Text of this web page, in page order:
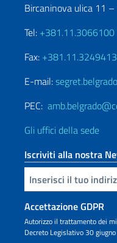
Bircaninova ulica 11
Tel: +381.11.3066100
Fax: +381.11.3249413
E-mail:
PEC:
Gli uffici della sede
Iscriviti alla nostra
Inserisci la tua email
Accettazione GDPR
Autorizzo il trattamento dei
Decreto Legislativo 30